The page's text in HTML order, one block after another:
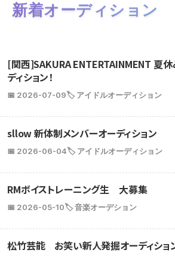
新着オーディション
[関西]SAKURA ENTERTAINMENT 夏休
ディション！
📅 2026-07-09🏷️ アイドルオーディション
sllow 新体制メンバーオーディション
📅 2026-06-04🏷️ アイドルオーディション
RMボイストレーニング生 大募集
📅 2026-05-10🏷️ 音楽オーデション
松竹芸能 お笑い新人発掘オーディショ